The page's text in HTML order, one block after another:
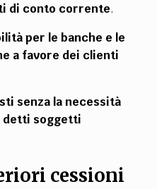
di conto corrente.
per le banche e le
a favore dei clienti
senza la necessità
detti soggetti
cessioni